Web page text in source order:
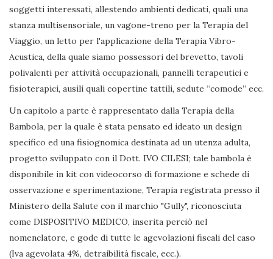
soggetti interessati, allestendo ambienti dedicati, quali una
stanza multisensoriale, un vagone-treno per la Terapia del
Viaggio, un letto per l'applicazione della Terapia Vibro-
Acustica, della quale siamo possessori del brevetto, tavoli
polivalenti per attività occupazionali, pannelli terapeutici e
fisioterapici, ausili quali copertine tattili, sedute “comode” ecc.
Un capitolo a parte è rappresentato dalla Terapia della
Bambola, per la quale è stata pensato ed ideato un design
specifico ed una fisiognomica destinata ad un utenza adulta,
progetto sviluppato con il Dott. IVO CILESI; tale bambola è
disponibile in kit con videocorso di formazione e schede di
osservazione e sperimentazione, Terapia registrata presso il
Ministero della Salute con il marchio "Gully", riconosciuta
come DISPOSITIVO MEDICO, inserita perciò nel
nomenclatore, e gode di tutte le agevolazioni fiscali del caso
(Iva agevolata 4%, detraibilità fiscale, ecc.).